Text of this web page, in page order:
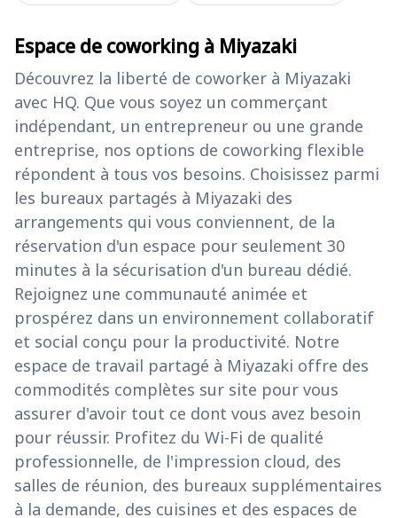
Espace de coworking à Miyazaki
Découvrez la liberté de coworker à Miyazaki
avec HQ. Que vous soyez un commerçant
indépendant, un entrepreneur ou une grande
entreprise, nos options de coworking flexible
répondent à tous vos besoins. Choisissez parmi
les bureaux partagés à Miyazaki des
arrangements qui vous conviennent, de la
réservation d'un espace pour seulement 30
minutes à la sécurisation d'un bureau dédié.
Rejoignez une communauté animée et
prospérez dans un environnement collaboratif
et social conçu pour la productivité. Notre
espace de travail partagé à Miyazaki offre des
commodités complètes sur site pour vous
assurer d'avoir tout ce dont vous avez besoin
pour réussir. Profitez du Wi-Fi de qualité
professionnelle, de l'impression cloud, des
salles de réunion, des bureaux supplémentaires
à la demande, des cuisines et des espaces de